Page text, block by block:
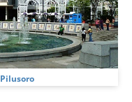
Pilusoro